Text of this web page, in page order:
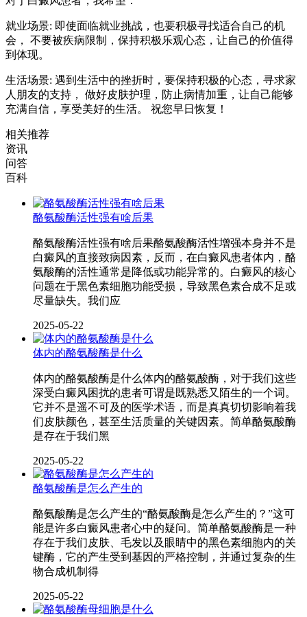
就业场景: 即使面临就业挑战，也要积极寻找适合自己的机
会， 不要被疾病限制，保持积极乐观心态，让自己的价值得
到体现。
生活场景: 遇到生活中的挫折时，要保持积极的心态，寻求家
人朋友的支持， 做好皮肤护理，防止病情加重，让自己能够
充满自信，享受美好的生活。 祝您早日恢复！
相关推荐
资讯
问答
百科
酪氨酸酶活性强有啥后果
酪氨酸酶活性强有啥后果酪氨酸酶活性增强本身并不是
白癜风的直接致病因素，反而，在白癜风患者体内，酪
氨酸酶的活性通常是降低或功能异常的。白癜风的核心
问题在于黑色素细胞功能受损，导致黑色素合成不足或
尽量缺失。我们应
2025-05-22
体内的酪氨酸酶是什么
体内的酪氨酸酶是什么体内的酪氨酸酶，对于我们这些
深受白癜风困扰的患者可谓是既熟悉又陌生的一个词。
它并不是遥不可及的医学术语，而是真真切切影响着我
们皮肤颜色，甚至生活质量的关键因素。简单酪氨酸酶
是存在于我们黑
2025-05-22
酪氨酸酶是怎么产生的
酪氨酸酶是怎么产生的“酪氨酸酶是怎么产生的？”这可
能是许多白癜风患者心中的疑问。简单酪氨酸酶是一种
存在于我们皮肤、毛发以及眼睛中的黑色素细胞内的关
键酶，它的产生受到基因的严格控制，并通过复杂的生
物合成机制得
2025-05-22